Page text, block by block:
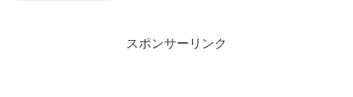
スポンサーリンク